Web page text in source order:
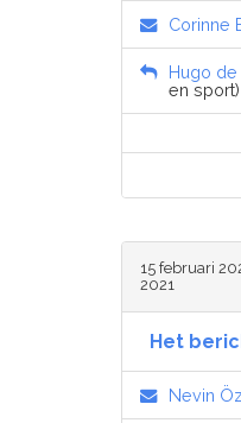
Corinne
Hugo
en
15 februari
2021
Het
Nevin